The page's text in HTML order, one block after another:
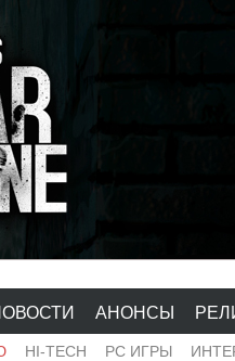
АНОНСЫ
HI-TECH PC ИГРЫ